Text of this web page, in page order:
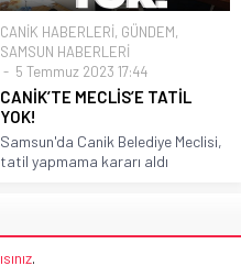
CANİK HABERLERİ, GÜNDEM,
SAMSUN HABERLERİ
5 Temmuz 2023 17:44
CANİK’TE MECLİS’E TATİL
YOK!
Samsun'da Canik Belediye Meclisi,
tatil yapmama kararı aldı
.